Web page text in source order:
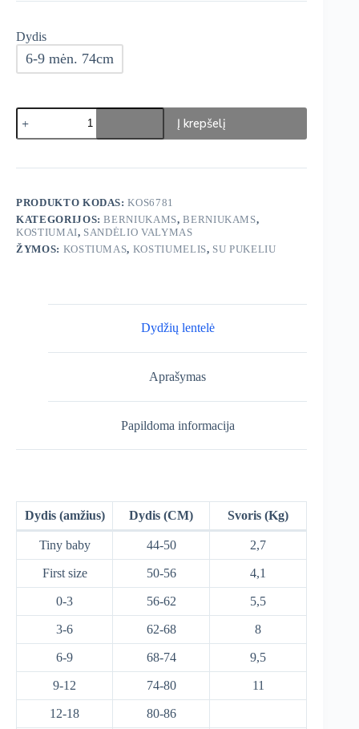
Dydis
6-9 mėn. 74cm
produkto
kiekis:
George
Į krepšelį
PRODUKTO KODAS:KOS6781
KATEGORIJOS:BERNIUKAMS,BERNIUKAMS,
KOSTIUMAI, SANDĖLIO VALYMAS
ŽYMOS: KOSTIUMAS, KOSTIUMELIS, SU PUKELIU
Dydžių lentelė
Aprašymas
Papildoma informacija
Dydis (amžius) Dydis (CM) Svoris (Kg)
Tiny baby 44-50 2,7
First size 50-56 4,1
0-3 56-62 5,5
3-6 62-68 8
6-9 68-74 9,5
9-12 74-80 11
12-18 80-86